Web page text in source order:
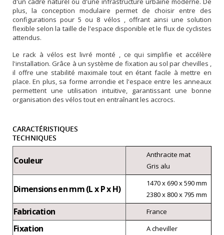
plus, la conception modulaire permet de choisir entre des
configurations pour 5 ou 8 vélos , offrant ainsi une solution
flexible selon la taille de l'espace disponible et le flux de cyclistes
attendus.
Le rack à vélos est livré monté , ce qui simplifie et accélère
l'installation. Grâce à un système de fixation au sol par chevilles ,
il offre une stabilité maximale tout en étant facile à mettre en
place. En plus, sa forme arrondie et l'espace entre les anneaux
permettent une utilisation intuitive, garantissant une bonne
organisation des vélos tout en entraînant les accrocs.
CARACTÉRISTIQUES
TECHNIQUES
Couleur
Anthracite mat
Gris alu
Dimensions en mm (L x P x H)
1470 x 690 x 590 mm
2380 x 800 x 795 mm
Fabrication France
Fixation A cheviller